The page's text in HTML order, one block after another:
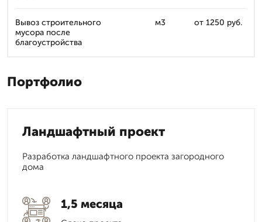
Вывоз строительного
мусора после
благоустройства
м3 от 1250 руб.
Портфолио
Ландшафтный проект
Разработка ландшафтного проекта загородного
дома
1,5 месяца